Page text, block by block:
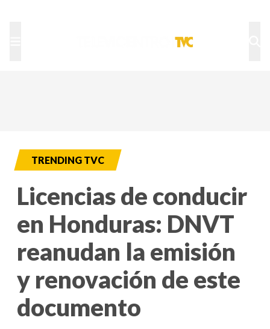
TRENDING TVC
Licencias de conducir
en Honduras: DNVT
reanudan la emisión
y renovación de este
documento